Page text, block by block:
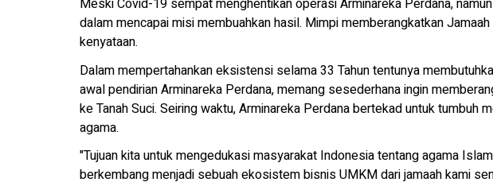
Meski Covid-19 sempat menghentikan operasi Arminareka Perdana,
dalam mencapai misi membuahkan hasil. Mimpi memberangkatkan
kenyataan.
Dalam mempertahankan eksistensi selama 33 Tahun tentunya
awal pendirian Arminareka Perdana, memang sesederhana ingin
ke Tanah Suci. Seiring waktu, Arminareka Perdana bertekad untuk tumbuh
agama.
"Tujuan kita untuk mengedukasi masyarakat Indonesia tentang agama
berkembang menjadi sebuah ekosistem bisnis UMKM dari jamaah kami